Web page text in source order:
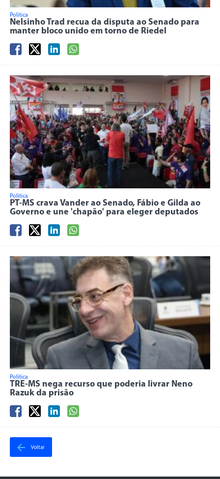
Política
Nelsinho Trad recua da disputa ao Senado para
manter bloco unido em torno de Riedel
Política
PT-MS crava Vander ao Senado, Fábio e Gilda ao
Governo e une 'chapão' para eleger deputados
Política
TRE-MS nega recurso que poderia livrar Neno
Razuk da prisão
Voltar